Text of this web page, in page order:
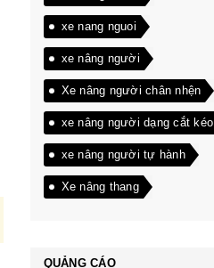
xe nang nguoi
xe nâng người
Xe nâng người chân nhện
xe nâng người dạng cắt kéo
xe nâng người tự hành
Xe nâng thang
QUẢNG CÁO